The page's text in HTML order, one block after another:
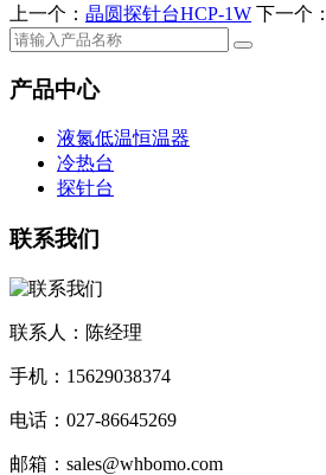
上一个： 晶圆探针台HCP-1W 下一个：
产品中心
液氮低温恒温器
冷热台
探针台
联系我们
联系人：陈经理
手机：15629038374
电话：027-86645269
邮箱：sales@whbomo.com